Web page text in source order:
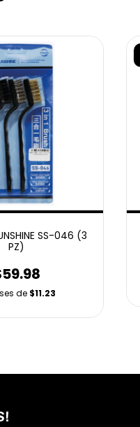
SS-046 (3
PZ)
de $11.23